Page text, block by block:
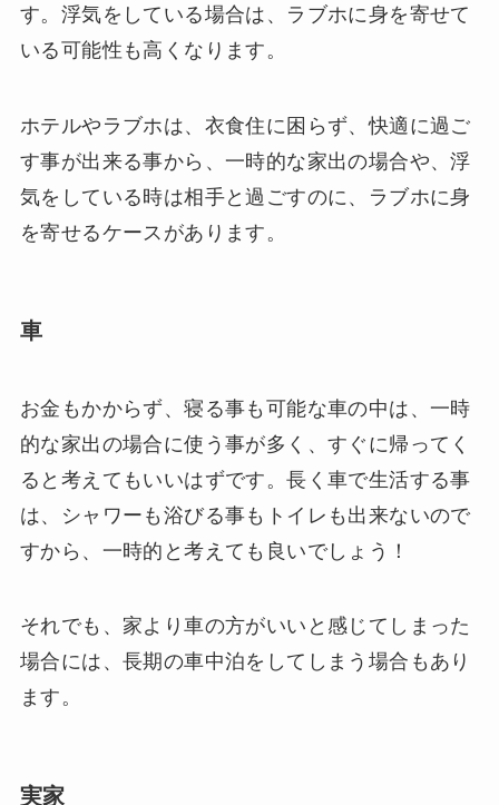
す。浮気をしている場合は、ラブホに身を寄せて
いる可能性も高くなります。
ホテルやラブホは、衣食住に困らず、快適に過ご
す事が出来る事から、一時的な家出の場合や、浮
気をしている時は相手と過ごすのに、ラブホに身
を寄せるケースがあります。
車
お金もかからず、寝る事も可能な車の中は、一時
的な家出の場合に使う事が多く、すぐに帰ってく
ると考えてもいいはずです。長く車で生活する事
は、シャワーも浴びる事もトイレも出来ないので
すから、一時的と考えても良いでしょう！
それでも、家より車の方がいいと感じてしまった
場合には、長期の車中泊をしてしまう場合もあり
ます。
実家